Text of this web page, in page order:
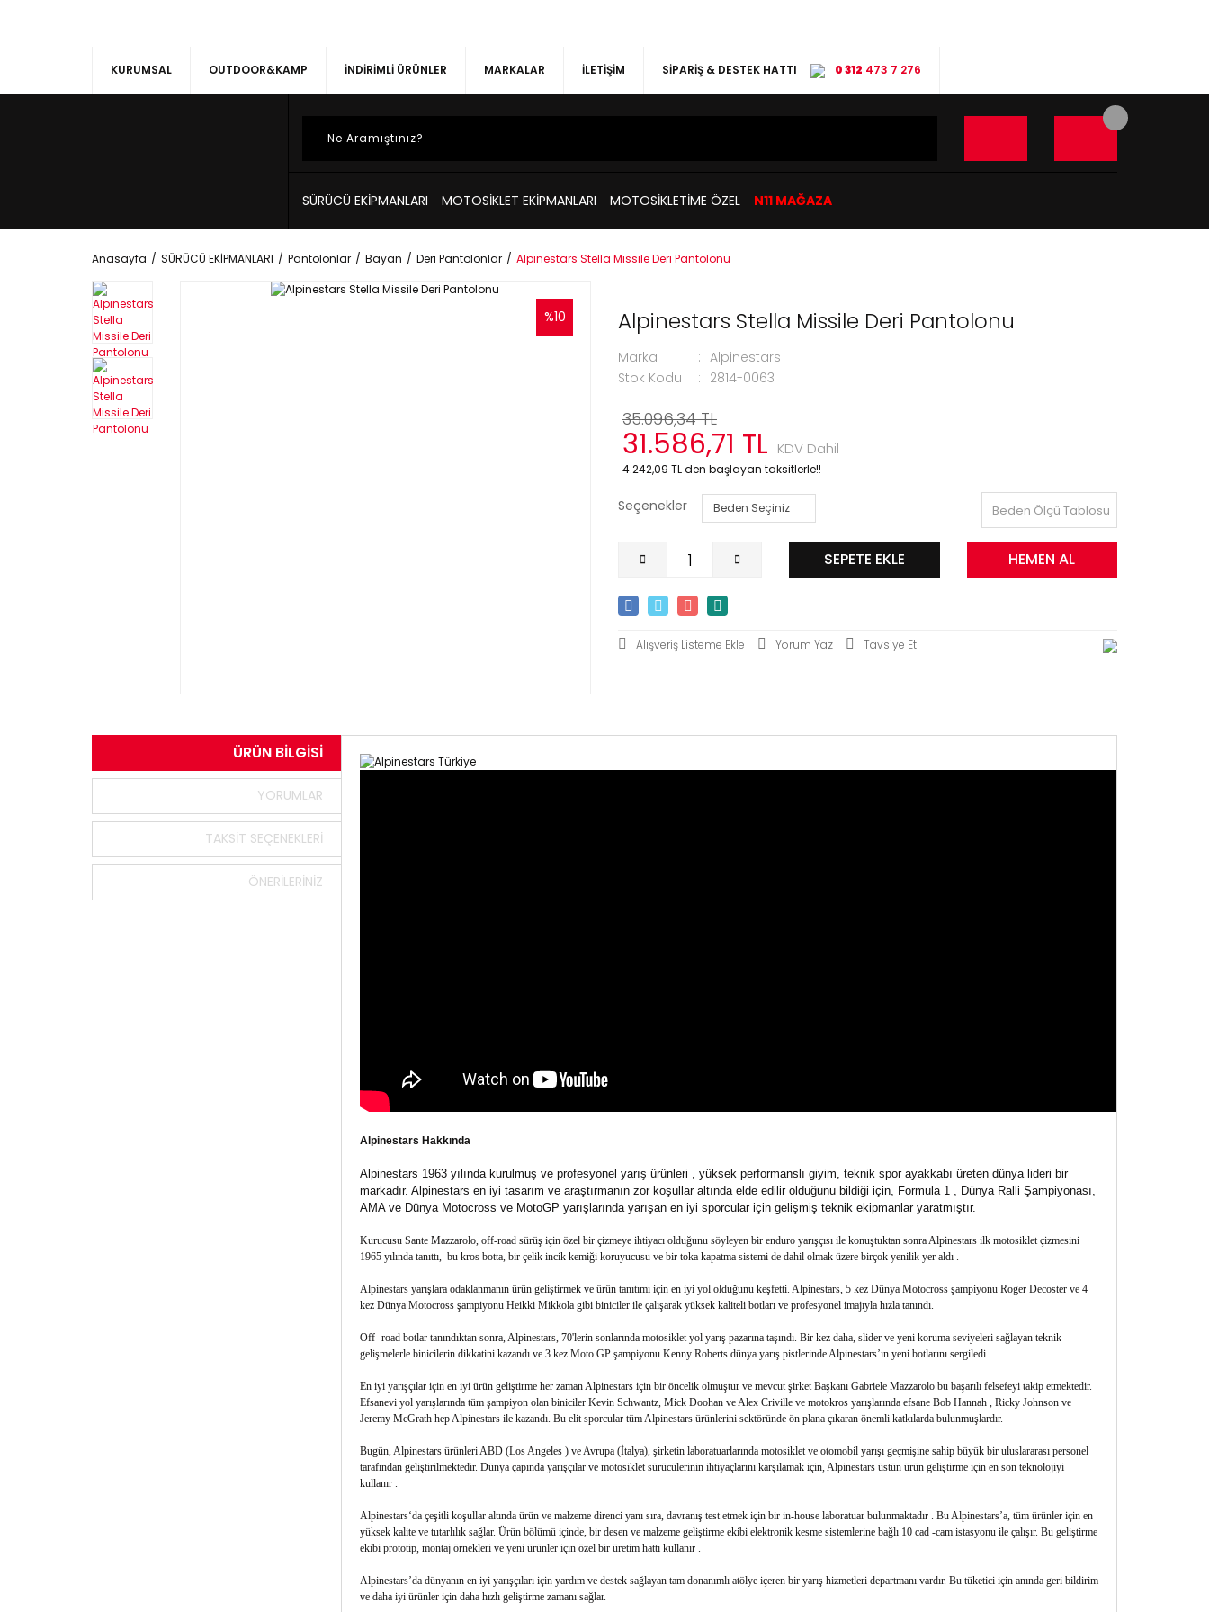
KURUMSAL OUTDOOR&KAMP İNDİRİMLİ ÜRÜNLER MARKALAR İLETİŞİM SİPARİŞ & DESTEK HATTI 0 312 473 7 276
SÜRÜCÜ EKİPMANLARI MOTOSİKLET EKİPMANLARI MOTOSİKLETİME ÖZEL N11 MAĞAZA
Anasayfa SÜRÜCÜ EKİPMANLARI Pantolonlar Bayan Deri Pantolonlar Alpinestars Stella Missile Deri Pantolonu
%10 Alpinestars Stella Missile Deri Pantolonu
Marka
Alpinestars
Stok Kodu
2814-0063
35.096,34 TL
31.586,71 TL KDV Dahil
4.242,09 TL den başlayan taksitlerle!!
Seçenekler Beden Ölçü Tablosu
SEPETE EKLE HEMEN AL
Yorum Yaz Tavsiye Et
ÜRÜN BILGISI
YORUMLAR
TAKSIT SEÇENEKLERI
ÖNERILERINIZ
Alpinestars Hakkında
Alpinestars 1963 yılında kurulmuş ve profesyonel yarış ürünleri , yüksek performanslı giyim, teknik spor ayakkabı üreten dünya lideri bir
markadır. Alpinestars en iyi tasarım ve araştırmanın zor koşullar altında elde edilir olduğunu bildiği için, Formula 1 , Dünya Ralli Şampiyonası,
AMA ve Dünya Motocross ve MotoGP yarışlarında yarışan en iyi sporcular için gelişmiş teknik ekipmanlar yaratmıştır.
Kurucusu Sante Mazzarolo, off-road sürüş için özel bir çizmeye ihtiyacı olduğunu söyleyen bir enduro yarışçısı ile konuştuktan sonra Alpinestars ilk motosiklet çizmesini
1965 yılında tanıttı, bu kros botta, bir çelik incik kemiği koruyucusu ve bir toka kapatma sistemi de dahil olmak üzere birçok yenilik yer aldı .
Alpinestars yarışlara odaklanmanın ürün geliştirmek ve ürün tanıtımı için en iyi yol olduğunu keşfetti. Alpinestars, 5 kez Dünya Motocross şampiyonu Roger Decoster ve 4
kez Dünya Motocross şampiyonu Heikki Mikkola gibi biniciler ile çalışarak yüksek kaliteli botları ve profesyonel imajıyla hızla tanındı.
Off -road botlar tanındıktan sonra, Alpinestars, 70'lerin sonlarında motosiklet yol yarış pazarına taşındı. Bir kez daha, slider ve yeni koruma seviyeleri sağlayan teknik
gelişmelerle binicilerin dikkatini kazandı ve 3 kez Moto GP şampiyonu Kenny Roberts dünya yarış pistlerinde Alpinestars’ın yeni botlarını sergiledi.
En iyi yarışçılar için en iyi ürün geliştirme her zaman Alpinestars için bir öncelik olmuştur ve mevcut şirket Başkanı Gabriele Mazzarolo bu başarılı felsefeyi takip etmektedir.
Efsanevi yol yarışlarında tüm şampiyon olan biniciler Kevin Schwantz, Mick Doohan ve Alex Criville ve motokros yarışlarında efsane Bob Hannah , Ricky Johnson ve
Jeremy McGrath hep Alpinestars ile kazandı. Bu elit sporcular tüm Alpinestars ürünlerini sektöründe ön plana çıkaran önemli katkılarda bulunmuşlardır.
Bugün, Alpinestars ürünleri ABD (Los Angeles ) ve Avrupa (İtalya), şirketin laboratuarlarında motosiklet ve otomobil yarışı geçmişine sahip büyük bir uluslararası personel
tarafından geliştirilmektedir. Dünya çapında yarışçılar ve motosiklet sürücülerinin ihtiyaçlarını karşılamak için, Alpinestars üstün ürün geliştirme için en son teknolojiyi
kullanır .
Alpinestars‘da çeşitli koşullar altında ürün ve malzeme direnci yanı sıra, davranış test etmek için bir in-house laboratuar bulunmaktadır . Bu Alpinestars’a, tüm ürünler için en
yüksek kalite ve tutarlılık sağlar. Ürün bölümü içinde, bir desen ve malzeme geliştirme ekibi elektronik kesme sistemlerine bağlı 10 cad -cam istasyonu ile çalışır. Bu geliştirme
ekibi prototip, montaj örnekleri ve yeni ürünler için özel bir üretim hattı kullanır .
Alpinestars’da dünyanın en iyi yarışçıları için yardım ve destek sağlayan tam donanımlı atölye içeren bir yarış hizmetleri departmanı vardır. Bu tüketici için anında geri bildirim
ve daha iyi ürünler için daha hızlı geliştirme zamanı sağlar.